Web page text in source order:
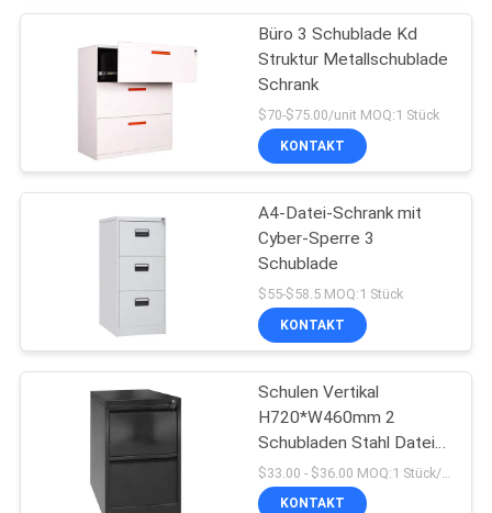
PRIVACY
POLICY
Büro 3 Schublade Kd
Struktur Metallschublade
Schrank
$70-$75.00/unit MOQ:1 Stück
KONTAKT
A4-Datei-Schrank mit
Cyber-Sperre 3
Schublade
$55-$58.5 MOQ:1 Stück
KONTAKT
Schulen Vertikal
H720*W460mm 2
Schubladen Stahl Datei
Schrank
KONTAKT